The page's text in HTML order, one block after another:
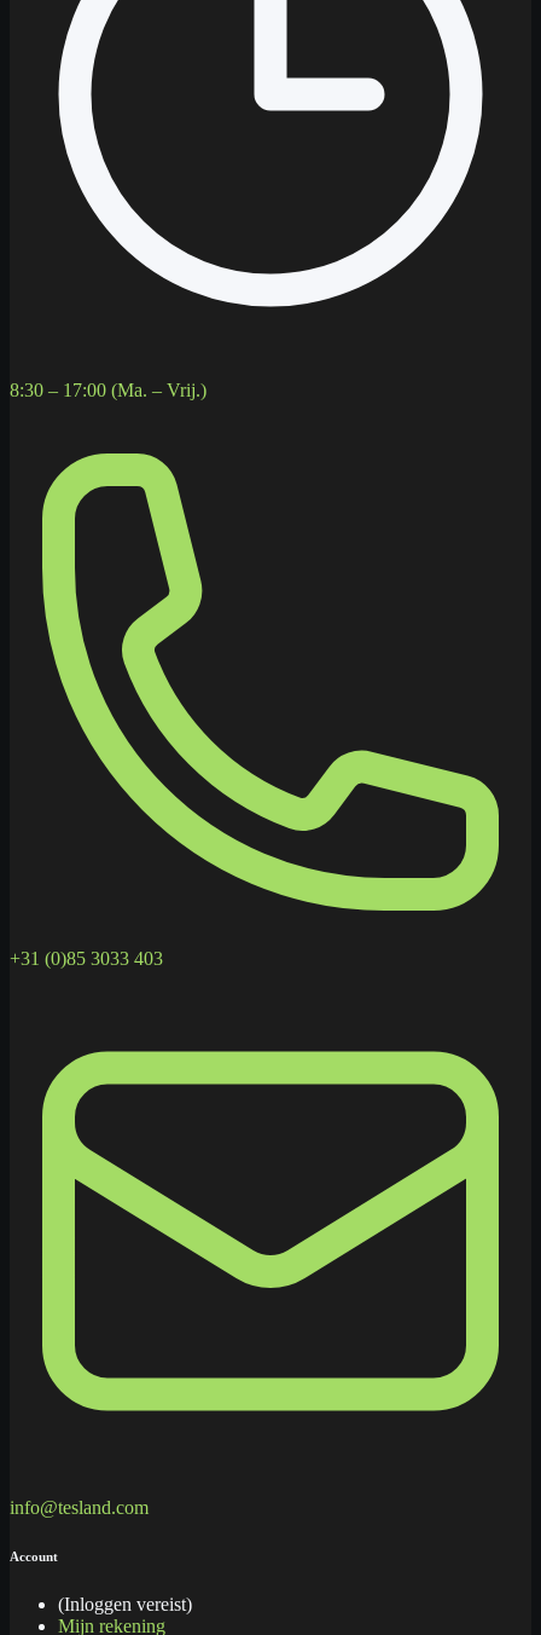
8:30 – 17:00 (Ma. – Vrij.)
+31 (0)85 3033 403
info@tesland.com
Account
(Inloggen vereist)
Mijn rekening